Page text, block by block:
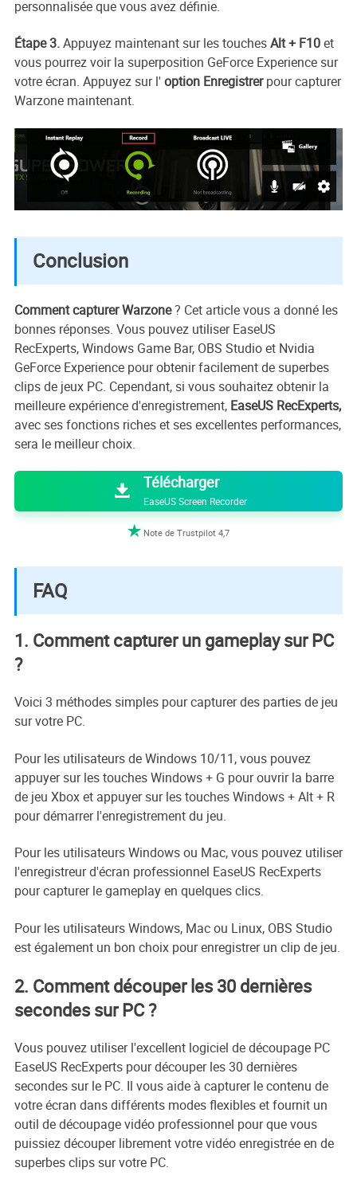
personnalisée que vous avez définie.
Étape 3.Appuyez maintenant sur les touchesAlt + F10et
vous pourrez voir la superposition GeForce Experience sur
votre écran. Appuyez sur l' option Enregistrerpour capturer
Warzone maintenant.
Conclusion
Comment capturer Warzone? Cet article vous a donné les
bonnes réponses. Vous pouvez utiliser EaseUS
RecExperts, Windows Game Bar, OBS Studio et Nvidia
GeForce Experience pour obtenir facilement de superbes
clips de jeux PC. Cependant, si vous souhaitez obtenir la
meilleure expérience d'enregistrement, EaseUS RecExperts,
avec ses fonctions riches et ses excellentes performances,
sera le meilleur choix.

 Télécharger
EaseUS Screen Recorder
 Note de Trustpilot 4,7
FAQ
1. Comment capturer un gameplay sur PC
?
Voici 3 méthodes simples pour capturer des parties de jeu
sur votre PC.
Pour les utilisateurs de Windows 10/11, vous pouvez
appuyer sur les touches Windows + G pour ouvrir la barre
de jeu Xbox et appuyer sur les touches Windows + Alt + R
pour démarrer l'enregistrement du jeu.
Pour les utilisateurs Windows ou Mac, vous pouvez utiliser
l'enregistreur d'écran professionnel EaseUS RecExperts
pour capturer le gameplay en quelques clics.
Pour les utilisateurs Windows, Mac ou Linux, OBS Studio
est également un bon choix pour enregistrer un clip de jeu.
2. Comment découper les 30 dernières
secondes sur PC ?
Vous pouvez utiliser l'excellent logiciel de découpage PC
EaseUS RecExperts pour découper les 30 dernières
secondes sur le PC. Il vous aide à capturer le contenu de
votre écran dans différents modes flexibles et fournit un
outil de découpage vidéo professionnel pour que vous
puissiez découper librement votre vidéo enregistrée en de
superbes clips sur votre PC.